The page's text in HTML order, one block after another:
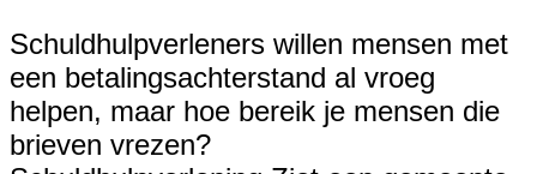
Schuldhulpverleners willen mensen met
een betalingsachterstand al vroeg
helpen, maar hoe bereik je mensen die
brieven vrezen?